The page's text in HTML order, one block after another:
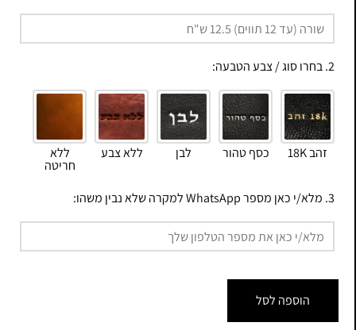
2. בחרו סוג / צבע הטבעה:
זהב 18K כסף טהור לבן ללא צבע ללא
חריטה
3. מלא/י כאן מספר WhatsApp למקרה שלא נבין משהו:
הוספה לסל